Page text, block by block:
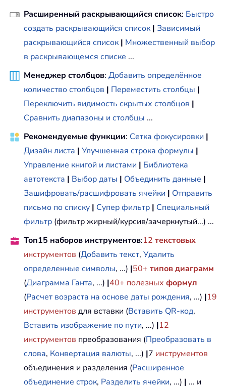
Расширенный раскрывающийся список: Быстро
создать раскрывающийся список | Зависимый
раскрывающийся список | Множественный выбор
в раскрывающемся списке ...
Менеджер столбцов: Добавить определённое
количество столбцов | Переместить столбцы |
Переключить видимость скрытых столбцов |
Сравнить диапазоны и столбцы ...
Рекомендуемые функции: Сетка фокусировки |
Дизайн листа | Улучшенная строка формулы |
Управление книгой и листами | Библиотека
автотекста | Выбор даты | Объединить данные |
Зашифровать/расшифровать ячейки | Отправить
письмо по списку | Супер фильтр | Специальный
фильтр (фильтр жирный/курсив/зачеркнутый...) ...
Топ15 наборов инструментов:12 текстовых
инструментов (Добавить текст, Удалить
определенные символы, ...) |50+ типов диаграмм
(Диаграмма Ганта, ...) |40+ полезных формул
(Расчет возраста на основе даты рождения, ...) |19
инструментов для вставки (Вставить QR-код,
Вставить изображение по пути, ...) |12
инструментов преобразования (Преобразовать в
слова, Конвертация валюты, ...) |7 инструментов
объединения и разделения (Расширенное
объединение строк, Разделить ячейки, ...) | ... и